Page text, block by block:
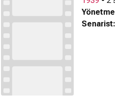
Senarist: